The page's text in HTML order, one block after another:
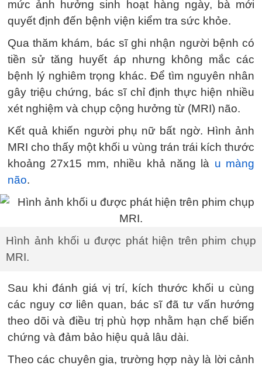
mức ảnh hưởng sinh hoạt hàng ngày, bà mới
quyết định đến bệnh viện kiểm tra sức khỏe.
Qua thăm khám, bác sĩ ghi nhận người bệnh có
tiền sử tăng huyết áp nhưng không mắc các
bệnh lý nghiêm trọng khác. Để tìm nguyên nhân
gây triệu chứng, bác sĩ chỉ định thực hiện nhiều
xét nghiệm và chụp cộng hưởng từ (MRI) não.
Kết quả khiến người phụ nữ bất ngờ. Hình ảnh
MRI cho thấy một khối u vùng trán trái kích thước
khoảng 27x15 mm, nhiều khả năng là u màng
não.
Hình ảnh khối u được phát hiện trên phim chụp
MRI.
Sau khi đánh giá vị trí, kích thước khối u cùng
các nguy cơ liên quan, bác sĩ đã tư vấn hướng
theo dõi và điều trị phù hợp nhằm hạn chế biến
chứng và đảm bảo hiệu quả lâu dài.
Theo các chuyên gia, trường hợp này là lời cảnh